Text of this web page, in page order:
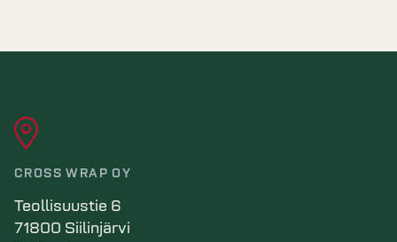
CROSS WRAP OY
Teollisuustie 6
71800 Siilinjärvi